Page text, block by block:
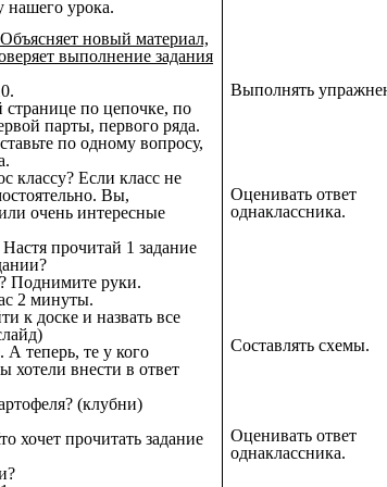
нашего урока.
новый материал,
выполнение задания
странице по цепочке, по
парты, первого ряда.
по одному вопросу,
классу? Если класс не
Вы,
очень интересные
прочитай 1 задание
Поднимите руки.
2 минуты.
к доске и назвать все
теперь, те у кого
хотели внести в ответ
(клубни)
хочет прочитать задание
Выполнять
Оценивать ответ
однаклассника.
Составлять схемы.
Оценивать ответ
однаклассника.